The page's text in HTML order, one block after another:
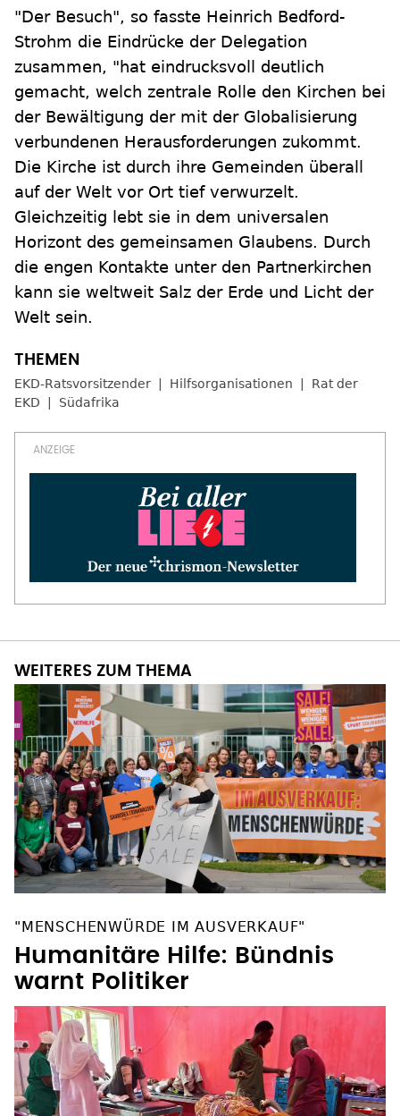
"Der Besuch", so fasste Heinrich Bedford-
Strohm die Eindrücke der Delegation
zusammen, "hat eindrucksvoll deutlich
gemacht, welch zentrale Rolle den Kirchen bei
der Bewältigung der mit der Globalisierung
verbundenen Herausforderungen zukommt.
Die Kirche ist durch ihre Gemeinden überall
auf der Welt vor Ort tief verwurzelt.
Gleichzeitig lebt sie in dem universalen
Horizont des gemeinsamen Glaubens. Durch
die engen Kontakte unter den Partnerkirchen
kann sie weltweit Salz der Erde und Licht der
Welt sein.
EKD-Ratsvorsitzender Hilfsorganisationen
Rat der
EKD
Südafrika
WEITERES ZUM THEMA
"MENSCHENWÜRDE IM AUSVERKAUF"
Humanitäre Hilfe: Bündnis
warnt Politiker